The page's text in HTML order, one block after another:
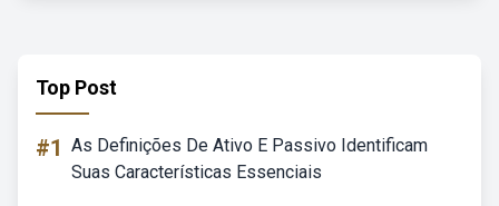
Top Post
#1 As Definições De Ativo E Passivo Identificam
Suas Características Essenciais